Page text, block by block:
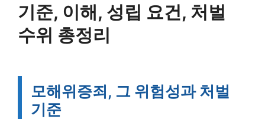
기준, 이해, 성립 요건, 처벌
수위 총정리
모해위증죄, 그 위험성과 처벌
기준